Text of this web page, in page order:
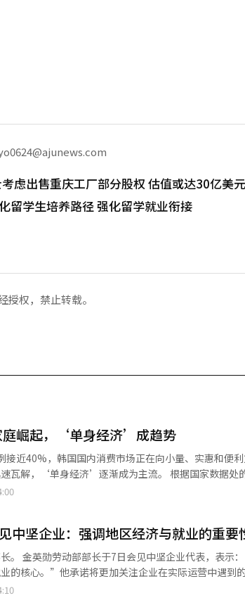
虑出售重庆工厂部分股权 估值或达30亿美元
留学生培养路径 强化留学就业衔接
授权，禁止转载。
庭崛起，‘单身经济’成趋势
接近40%，韩国国内消费市场正在向小量、实惠和便
逐渐成为主流。 根据国家数据处的统计，截至2025年11月，韩国的1人家庭数
，达到824万4000户。这一数字占总家庭数（2249
调查了新兴零售三强——Olive Young、Daiso和
接近一半。Olive Young和Daiso的比例也分别为44.4%和29.7%。 针
3~4人家庭为目标的大宗折扣购买，因被1人家庭视为
便当为主，逐
韩元的小包装新鲜食品和便捷食品的产品线。随着1
中坚企业：强调地区经济与就业的重要
实支柱，负责地
的核心。”他承诺将更加关注企业在实际运营中遇到的
浦区的韩国中坚企业联合会召开政策座谈会，指出：